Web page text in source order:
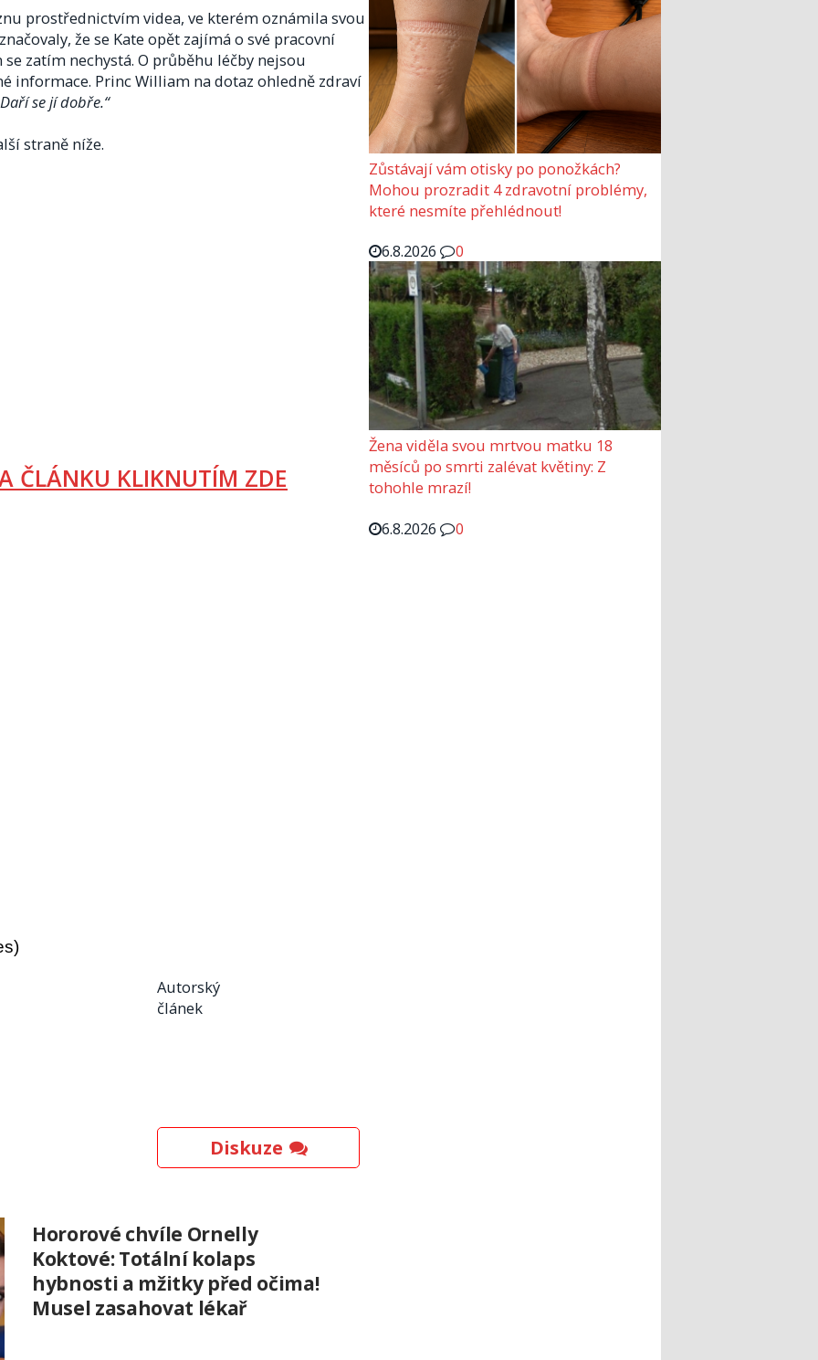
prostřednictvím videa, ve kterém oznámila svou
že se Kate opět zajímá o své pracovní
zatím nechystá. O průběhu léčby nejsou
informace. Princ William na dotaz ohledně zdraví
se jí dobře.“
straně níže.
ČLÁNKU KLIKNUTÍM ZDE
Autorský
článek
Diskuze
Hororové chvíle Ornelly
Koktové: Totální kolaps
hybnosti a mžitky před očima!
Musel zasahovat lékař
Zůstávají vám otisky po ponožkách?
Mohou prozradit 4 zdravotní problémy,
které nesmíte přehlédnout!
6.8.2026
0
Žena viděla svou mrtvou matku 18
měsíců po smrti zalévat květiny: Z
tohohle mrazí!
6.8.2026
0